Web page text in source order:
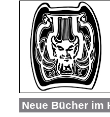
Neue Bücher im